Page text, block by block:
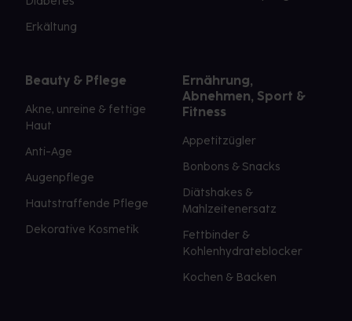
Erkältung
Beauty & Pflege
Akne, unreine & fettige
Haut
Anti-Age
Augenpflege
Hautstraffende Pflege
Dekorative Kosmetik
Ernährung,
Abnehmen, Sport &
Fitness
Appetitzügler
Bonbons & Snacks
Diätshakes &
Mahlzeitenersatz
Fettbinder &
Kohlenhydrateblocker
Kochen & Backen